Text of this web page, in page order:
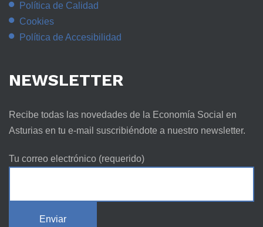
Política de Calidad
Cookies
Política de Accesibilidad
NEWSLETTER
Recibe todas las novedades de la Economía Social en
Asturias en tu e-mail suscribiéndote a nuestro newsletter.
Tu correo electrónico (requerido)